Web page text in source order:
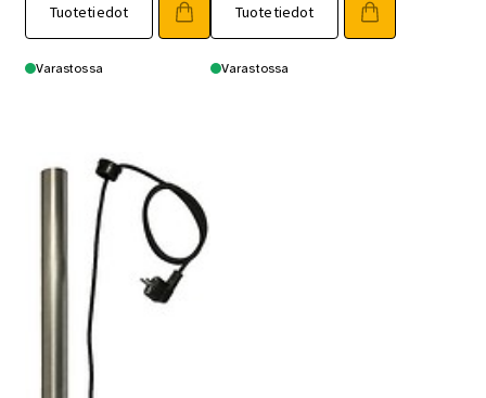
Tuotetiedot
Varastossa
Tuotetiedot
Varastossa